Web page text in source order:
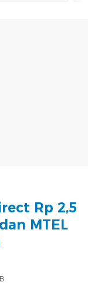
Rp 2,5
MTEL